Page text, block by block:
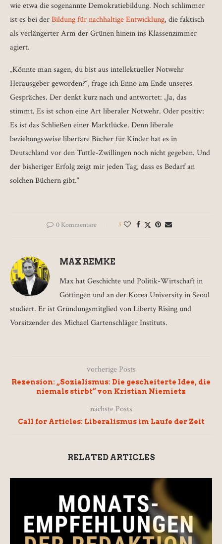
wie etwa die sogenannte Demokratiebildung. Noch schlimmer
ist es bei derBildung für nachhaltige Entwicklung, die faktisch
als verlängerter Arm der Grünen hinein ins Klassenzimmer
agiert.
„Könnte man sagen, du bist aus intellektueller Notwehr
Herausgeber geworden?“, frage ich Enno am Ende unseres
Gespräches. Der denkt kurz nach und antwortet: „Ja, das
stimmt. Es ist schon eine Art liberaler Notwehr. Oder positiv:
Es ist das Schließen einer Marktlücke. Denn liberale
beziehungsweise libertäre Bücher für Kinder hat es in
Deutschland vor den Tuttle-Zwillingen noch nicht gegeben. Und
der bisheriger Erfolg zeigt mir jeden Tag, dass es Bedarf an
solchen Büchern gibt.“
0 Kommentare 5
MAX REMKE
Max hat Geschichte und Politik-Wirtschaft in
Göttingen und an der Korea University in Seoul
studiert. Er ist Gründungsmitglied von Liberty Rising und
Vorsitzender des Michael Gartenschläger Instituts.
vorherige Posts
Rezension: „Sozialismus: Die gescheiterte Idee, die
niemals stirbt“ von Kristian Niemietz
nächste Posts
Call for Articles: Liberalismus im Laufe der Zeit
RELATED ARTICLES